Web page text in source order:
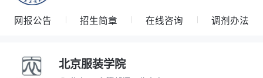
网报公告 招生简章 在线咨询 调剂办法
北京服装学院